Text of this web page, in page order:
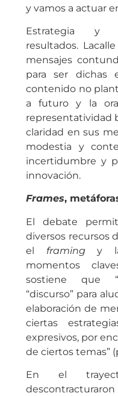
y vamos a actuar
Estrategia y
resultados.
mensajes
para ser dichas
contenido no
a futuro y la
representatividad
claridad en sus
modestia y
incertidumbre y
innovación.
Frames,
El debate
diversos recursos
el framing y
momentos
sostiene que
“discurso” para
elaboración de
ciertas
expresivos, por
de ciertos temas”
En el